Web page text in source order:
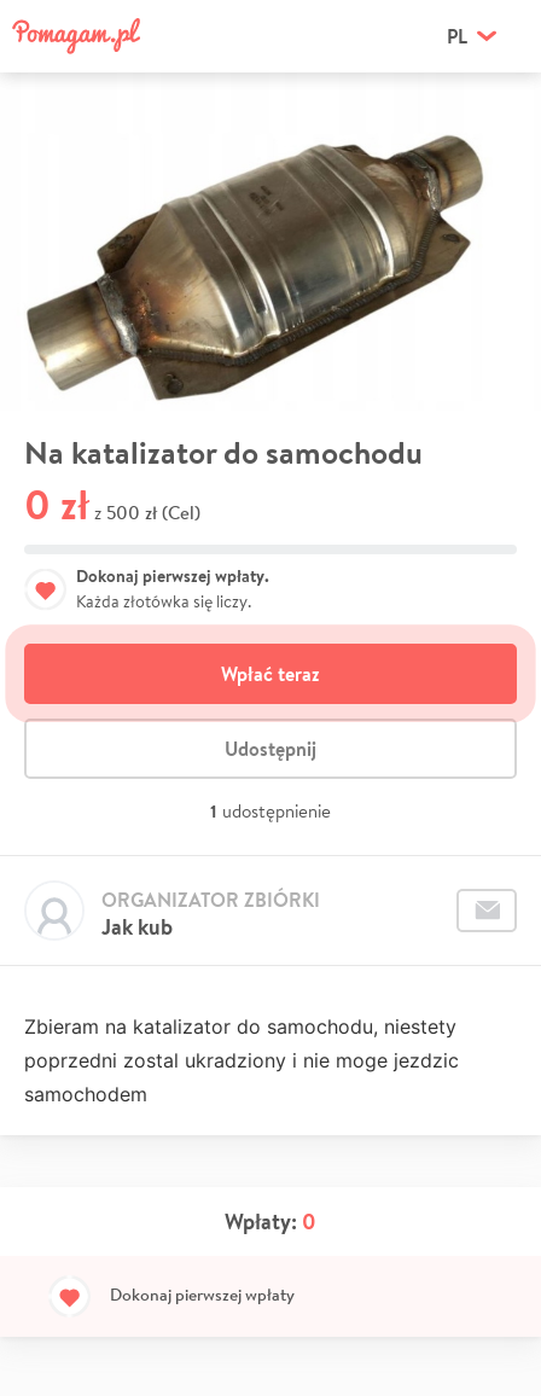
PL
Na katalizator do samochodu
0 zł z 500 zł (Cel)
Dokonaj pierwszej wpłaty.
Każda złotówka się liczy.
Wpłać teraz
Udostępnij
1 udostępnienie
Jak kub
ORGANIZATOR ZBIÓRKI
Zbieram na katalizator do samochodu, niestety
poprzedni zostal ukradziony i nie moge jezdzic
samochodem
Wpłaty: 0
Dokonaj pierwszej wpłaty